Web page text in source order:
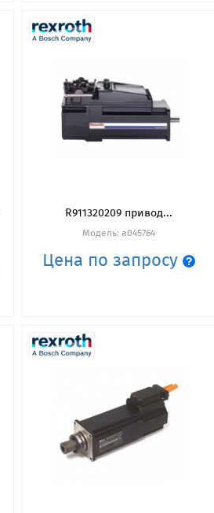
R911320209 привод...
Модель: a045764
Цена по запросу